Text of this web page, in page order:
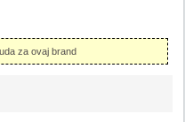
za ovaj brand